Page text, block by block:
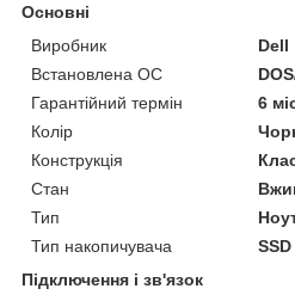
Основні
Виробник
Dell
Встановлена ОС
Гарантійний термін
6
Колір
Конструкція
Стан
Тип
Тип накопичувача
SSD
Підключення і зв'язок